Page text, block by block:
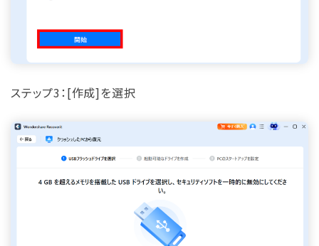
ステップ3：[作成]を選択